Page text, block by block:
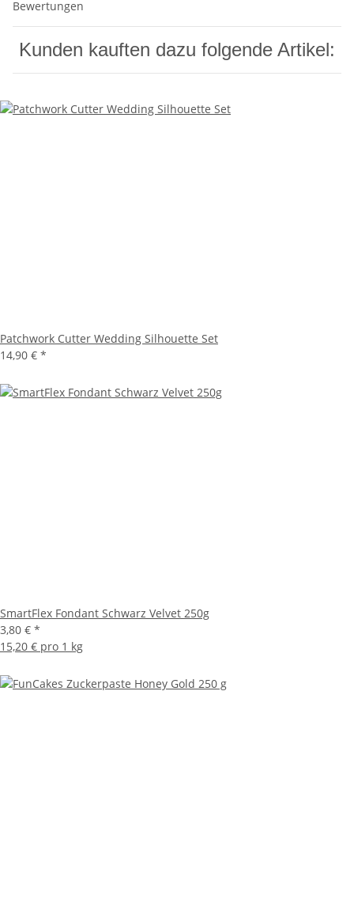
Bewertungen
Kunden kauften dazu folgende Artikel:
Patchwork Cutter Wedding Silhouette Set
14,90 € *
SmartFlex Fondant Schwarz Velvet 250g
3,80 € *
15,20 € pro 1 kg